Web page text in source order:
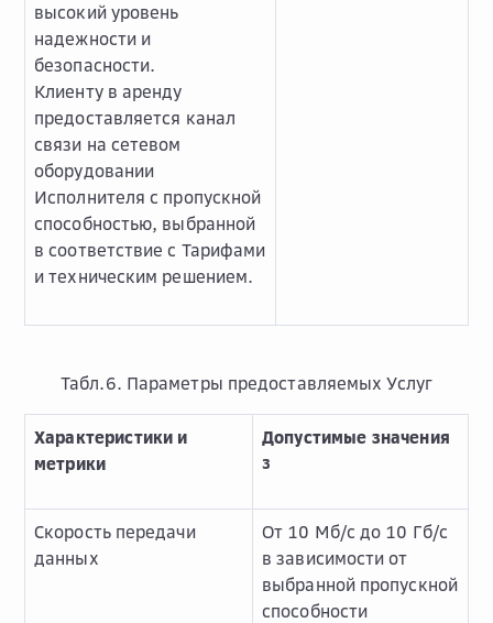
высокий уровень
надежности и
безопасности.
Клиенту в аренду
предоставляется канал
связи на сетевом
оборудовании
Исполнителя с пропускной
способностью, выбранной
в соответствие с Тарифами
и техническим решением.
Табл.6. Параметры предоставляемых Услуг
Характеристики и
метрики
Допустимые значения
3
Скорость передачи
данных
От 10 Мб/с до 10 Гб/с
в зависимости от
выбранной пропускной
способности